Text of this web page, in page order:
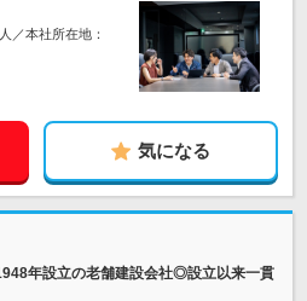
／本社所在地：
気になる
年設立の老舗建設会社◎設立以来一貫